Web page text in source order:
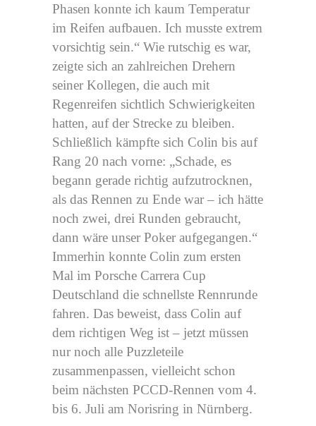
Phasen konnte ich kaum Temperatur
im Reifen aufbauen. Ich musste extrem
vorsichtig sein.“ Wie rutschig es war,
zeigte sich an zahlreichen Drehern
seiner Kollegen, die auch mit
Regenreifen sichtlich Schwierigkeiten
hatten, auf der Strecke zu bleiben.
Schließlich kämpfte sich Colin bis auf
Rang 20 nach vorne: „Schade, es
begann gerade richtig aufzutrocknen,
als das Rennen zu Ende war – ich hätte
noch zwei, drei Runden gebraucht,
dann wäre unser Poker aufgegangen.“
Immerhin konnte Colin zum ersten
Mal im Porsche Carrera Cup
Deutschland die schnellste Rennrunde
fahren. Das beweist, dass Colin auf
dem richtigen Weg ist – jetzt müssen
nur noch alle Puzzleteile
zusammenpassen, vielleicht schon
beim nächsten PCCD-Rennen vom 4.
bis 6. Juli am Norisring in Nürnberg.